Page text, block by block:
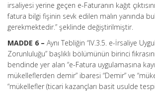
irsaliyesi yerine geçen e-Faturanın kağıt
fatura bilgi fişinin sevk edilen malın yanında
gerekmektedir.” şeklinde değiştirilmiştir.
MADDE 6 – Aynı Tebliğin “IV.3.5. e-İrsaliye
Zorunluluğu” başlıklı bölümünün birinci
bendinde yer alan “e-Fatura uygulamasına
mükelleflerden demir” ibaresi “Demir” ve
“mükellefler (ticari kazançları basit usulde